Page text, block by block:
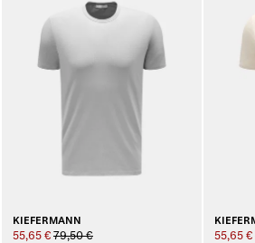
KIEFERMANN
55,65 € 79,50 € 55,65 €